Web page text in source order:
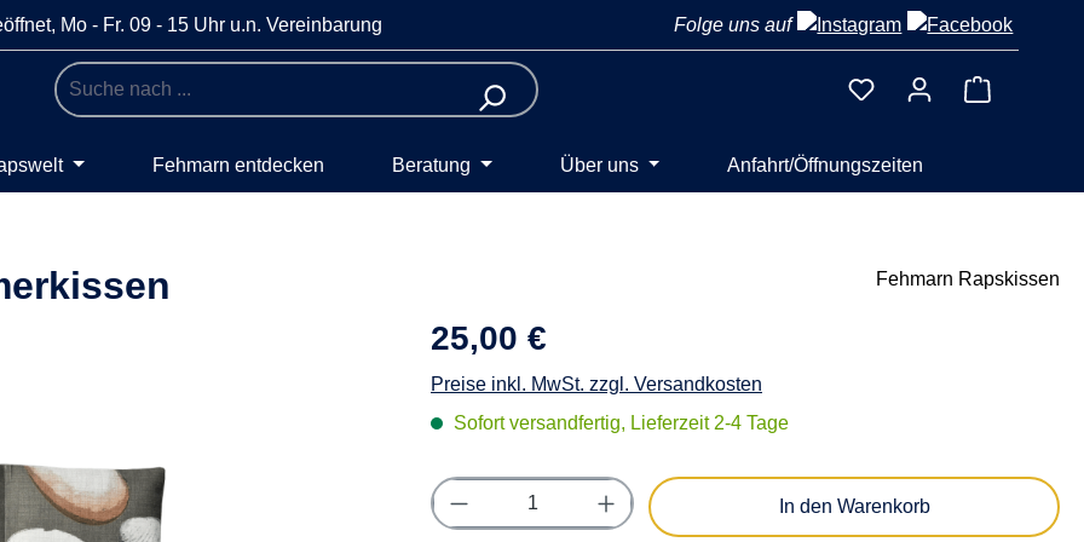
Mo - Fr. 09 - 15 Uhr u.n. Vereinbarung Folge uns auf
Fehmarn entdecken Beratung Über uns Anfahrt/Öffnungszeiten
Fehmarn Rapskissen
25,00 €
Preise inkl. MwSt. zzgl. Versandkosten
Sofort versandfertig, Lieferzeit 2-4 Tage
Produkt Anzahl: Gib den gewünschten Wert ein
In den Warenkorb